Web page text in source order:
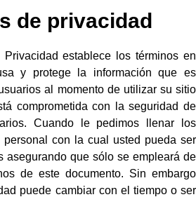
de privacidad
establece los términos en
y protege la información que es
al momento de utilizar su sitio
comprometida con la seguridad de
Cuando le pedimos llenar los
personal con la cual usted pueda ser
asegurando que sólo se empleará de
de este documento. Sin embargo
puede cambiar con el tiempo o ser